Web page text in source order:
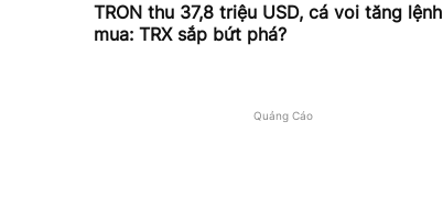
TRON thu 37,8 triệu USD, cá voi tăng lệnh
mua: TRX sắp bứt phá?
Quảng Cáo